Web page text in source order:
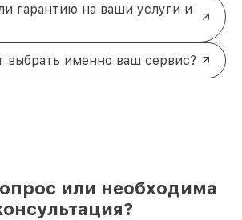
гарантию на ваши услуги и
выбрать именно ваш сервис?
или необходима